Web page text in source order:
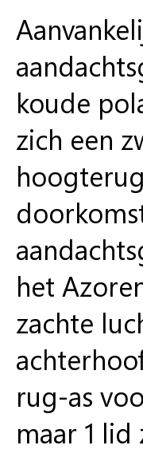
koude
zich een
het
zachte
rug-as
maar 1